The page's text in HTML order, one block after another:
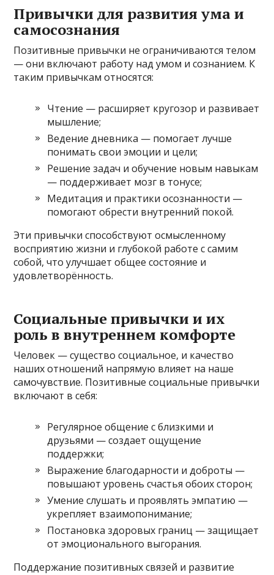
Привычки для развития ума и
самосознания
Позитивные привычки не ограничиваются телом
— они включают работу над умом и сознанием. К
таким привычкам относятся:
Чтение — расширяет кругозор и развивает
мышление;
Ведение дневника — помогает лучше
понимать свои эмоции и цели;
Решение задач и обучение новым навыкам
— поддерживает мозг в тонусе;
Медитация и практики осознанности —
помогают обрести внутренний покой.
Эти привычки способствуют осмысленному
восприятию жизни и глубокой работе с самим
собой, что улучшает общее состояние и
удовлетворённость.
Социальные привычки и их
роль в внутреннем комфорте
Человек — существо социальное, и качество
наших отношений напрямую влияет на наше
самочувствие. Позитивные социальные привычки
включают в себя:
Регулярное общение с близкими и
друзьями — создает ощущение
поддержки;
Выражение благодарности и доброты —
повышают уровень счастья обоих сторон;
Умение слушать и проявлять эмпатию —
укрепляет взаимопонимание;
Постановка здоровых границ — защищает
от эмоционального выгорания.
Поддержание позитивных связей и развитие